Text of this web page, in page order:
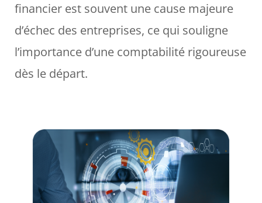
financier est souvent une cause majeure
d’échec des entreprises, ce qui souligne
l’importance d’une comptabilité rigoureuse
dès le départ.